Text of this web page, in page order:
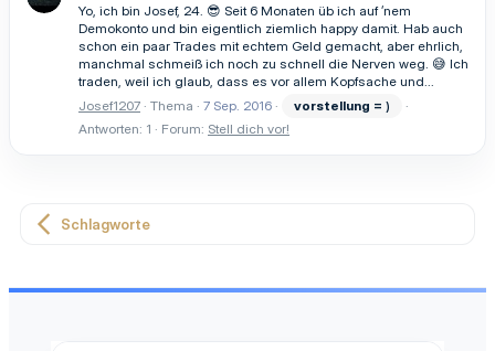
Yo, ich bin Josef, 24. 😎 Seit 6 Monaten üb ich auf ’nem
Demokonto und bin eigentlich ziemlich happy damit. Hab auch
schon ein paar Trades mit echtem Geld gemacht, aber ehrlich,
manchmal schmeiß ich noch zu schnell die Nerven weg. 😅 Ich
traden, weil ich glaub, dass es vor allem Kopfsache und...
Josef1207 Thema 7 Sep. 2016 vorstellung = )
Antworten: 1
Forum: Stell dich vor!
Schlagworte